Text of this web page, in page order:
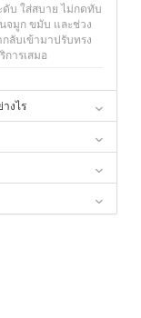
ดับ ใส่สบาย ไม่กดทับ
จมูก ขมับ และช่วง
ลับเข้ามาปรับทรง
การเสมอ
งไร